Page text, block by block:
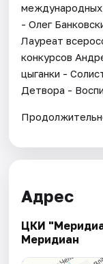
международных
- Олег
Лауреат
конкурсов
цыганки -
Детвора -
Адрес
ЦКИ
Меридиан